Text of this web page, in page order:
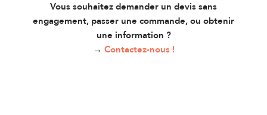
Vous souhaitez demander un devis sans
engagement, passer une commande, ou obtenir
une information ?
→ Contactez-nous !